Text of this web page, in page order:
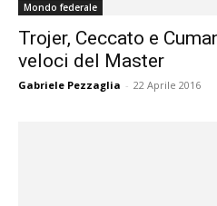
Mondo federale
Trojer, Ceccato e
veloci del Master
Gabriele Pezzaglia - 22 Aprile 2016